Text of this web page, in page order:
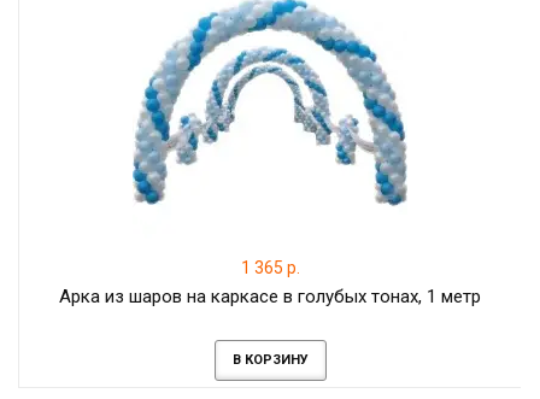
1 365 р.
Арка из шаров на каркасе в голубых тонах, 1 метр
В КОРЗИНУ